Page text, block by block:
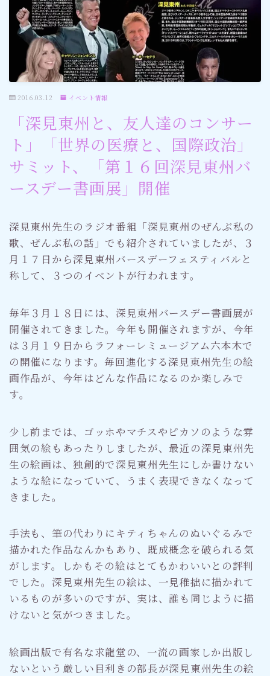
ワールドメイト
神道・宗教
社会情勢
2016.03.12 イベント情報
「深見東州と、友人達のコンサー
ト」「世界の医療と、国際政治」
サミット、「第１６回深見東州バ
ースデー書画展」開催
深見東州先生のラジオ番組「深見東州のぜんぶ私の
歌、ぜんぶ私の話」でも紹介されていましたが、３
月１７日から深見東州バースデーフェスティバルと
称して、３つのイベントが行われます。
毎年３月１８日には、深見東州バースデー書画展が
開催されてきました。今年も開催されますが、今年
は３月１９日からラフォーレミュージアム六本木で
の開催になります。毎回進化する深見東州先生の絵
画作品が、今年はどんな作品になるのか楽しみで
す。
少し前までは、ゴッホやマチスやピカソのような雰
囲気の絵もあったりしましたが、最近の深見東州先
生の絵画は、独創的で深見東州先生にしか書けない
ような絵になっていて、うまく表現できなくなって
きました。
手法も、筆の代わりにキティちゃんのぬいぐるみで
描かれた作品なんかもあり、既成概念を破られる気
がします。しかもその絵はとてもかわいいとの評判
でした。深見東州先生の絵は、一見稚拙に描かれて
いるものが多いのですが、実は、誰も同じように描
けないと気がつきました。
絵画出版で有名な求龍堂の、一流の画家しか出版し
ないという厳しい目利きの部長が深見東州先生の絵